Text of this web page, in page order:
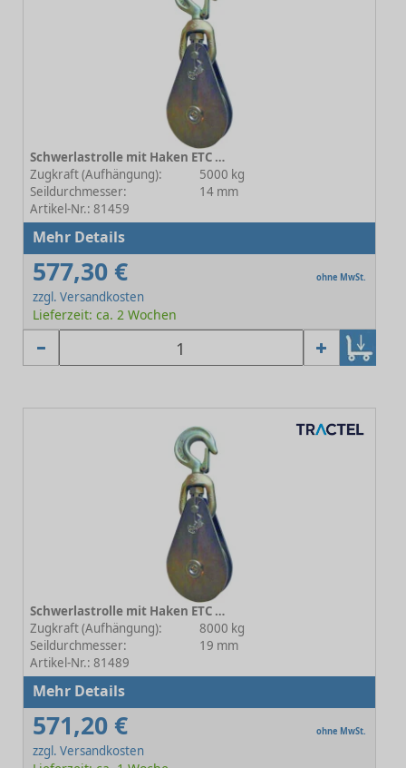
Schwerlastrolle mit Haken ETC 5-165E14 - Rollen-Ø 140 mm
Zugkraft (Aufhängung):
5000 kg
Seildurchmesser:
14 mm
Artikel-Nr.: 81459
Mehr Details
577,30 € ohne MwSt.
zzgl. Versandkosten
Lieferzeit: ca. 2 Wochen
Schwerlastrolle mit Haken ETC 8-142E19 - Rollen-Ø 112 mm
Zugkraft (Aufhängung):
8000 kg
Seildurchmesser:
19 mm
Artikel-Nr.: 81489
Mehr Details
571,20 € ohne MwSt.
zzgl. Versandkosten